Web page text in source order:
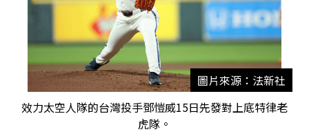
圖片來源：法新社
效力太空人隊的台灣投手鄧愷威15日先發對上底特律老
虎隊。